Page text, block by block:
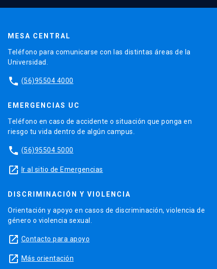
MESA CENTRAL
Teléfono para comunicarse con las distintas áreas de la
Universidad.
phone (56)95504 4000
EMERGENCIAS UC
Teléfono en caso de accidente o situación que ponga en
riesgo tu vida dentro de algún campus.
phone (56)95504 5000
launch Ir al sitio de Emergencias
DISCRIMINACIÓN Y VIOLENCIA
Orientación y apoyo en casos de discriminación, violencia de
género o violencia sexual.
launch Contacto para apoyo
launch Más orientación